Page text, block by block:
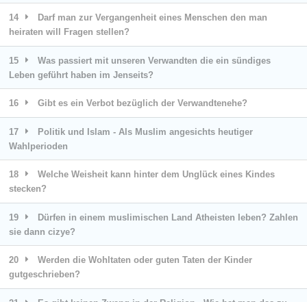
14
Darf man zur Vergangenheit eines Menschen den man
heiraten will Fragen stellen?
15
Was passiert mit unseren Verwandten die ein sündiges
Leben geführt haben im Jenseits?
16 Gibt es ein Verbot bezüglich der Verwandtenehe?
17
Politik und Islam - Als Muslim angesichts heutiger
Wahlperioden
18
Welche Weisheit kann hinter dem Unglück eines Kindes
stecken?
19
Dürfen in einem muslimischen Land Atheisten leben? Zahlen
sie dann cizye?
20
Werden die Wohltaten oder guten Taten der Kinder
gutgeschrieben?